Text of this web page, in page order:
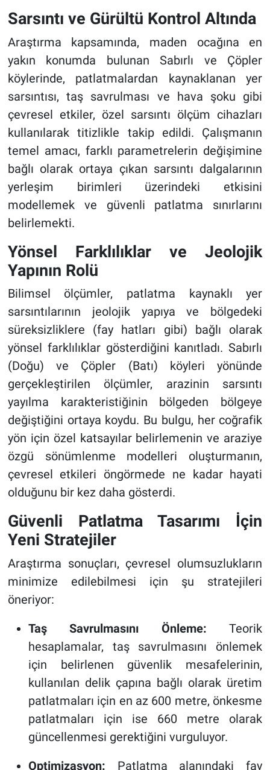
Sarsıntı ve Gürültü Kontrol Altında
Araştırma kapsamında, maden ocağına en
yakın konumda bulunan Sabırlı ve Çöpler
köylerinde, patlatmalardan kaynaklanan yer
sarsıntısı, taş savrulması ve hava şoku gibi
çevresel etkiler, özel sarsıntı ölçüm cihazları
kullanılarak titizlikle takip edildi. Çalışmanın
temel amacı, farklı parametrelerin değişimine
bağlı olarak ortaya çıkan sarsıntı dalgalarının
yerleşim birimleri üzerindeki etkisini
modellemek ve güvenli patlatma sınırlarını
belirlemekti.
Yönsel Farklılıklar ve Jeolojik
Yapının Rolü
Bilimsel ölçümler, patlatma kaynaklı yer
sarsıntılarının jeolojik yapıya ve bölgedeki
süreksizliklere (fay hatları gibi) bağlı olarak
yönsel farklılıklar gösterdiğini kanıtladı. Sabırlı
(Doğu) ve Çöpler (Batı) köyleri yönünde
gerçekleştirilen ölçümler, arazinin sarsıntı
yayılma karakteristiğinin bölgeden bölgeye
değiştiğini ortaya koydu. Bu bulgu, her coğrafik
yön için özel katsayılar belirlemenin ve araziye
özgü sönümlenme modelleri oluşturmanın,
çevresel etkileri öngörmede ne kadar hayati
olduğunu bir kez daha gösterdi.
Güvenli Patlatma Tasarımı İçin
Yeni Stratejiler
Araştırma sonuçları, çevresel olumsuzlukların
minimize edilebilmesi için şu stratejileri
öneriyor:
Taş Savrulmasını Önleme: Teorik
hesaplamalar, taş savrulmasını önlemek
için belirlenen güvenlik mesafelerinin,
kullanılan delik çapına bağlı olarak üretim
patlatmaları için en az 600 metre, önkesme
patlatmaları için ise 660 metre olarak
güncellenmesi gerektiğini vurguluyor.
Optimizasyon: Patlatma alanındaki fay